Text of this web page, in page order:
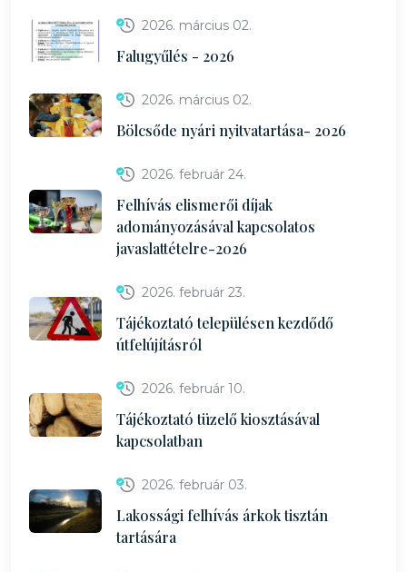
2026. március 02.
Falugyűlés - 2026
2026. március 02.
Bölcsőde nyári nyitvatartása- 2026
2026. február 24.
Felhívás elismerői díjak
adományozásával kapcsolatos
javaslattételre-2026
2026. február 23.
Tájékoztató településen kezdődő
útfelújításról
2026. február 10.
Tájékoztató tüzelő kiosztásával
kapcsolatban
2026. február 03.
Lakossági felhívás árkok tisztán
tartására